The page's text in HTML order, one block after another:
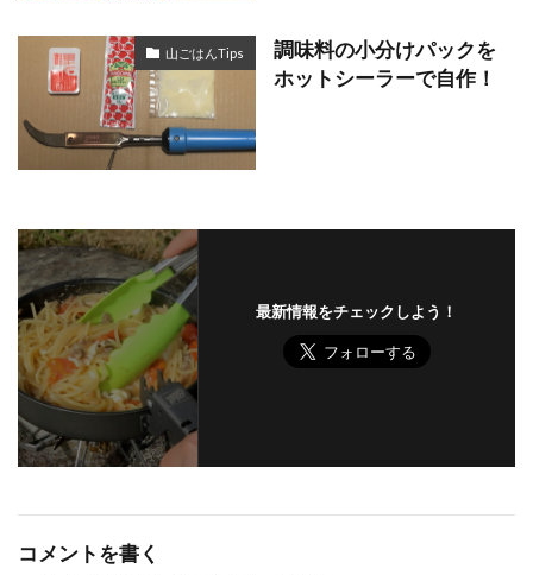
山ごはんTips
調味料の小分けパックを
ホットシーラーで自作！
最新情報をチェックしよう！
コメントを書く